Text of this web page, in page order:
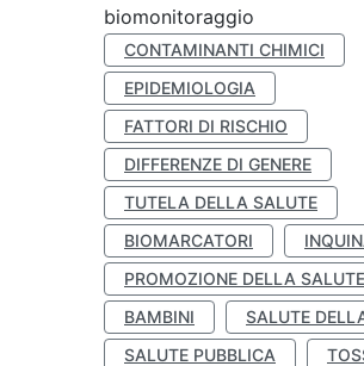
biomonitoraggio
CONTAMINANTI CHIMICI
EPIDEMIOLOGIA
FATTORI DI RISCHIO
DIFFERENZE DI GENERE
TUTELA DELLA SALUTE
BIOMARCATORI
PROMOZIONE DELLA SALUTE
BAMBINI
SALUTE
SALUTE PUBBLICA